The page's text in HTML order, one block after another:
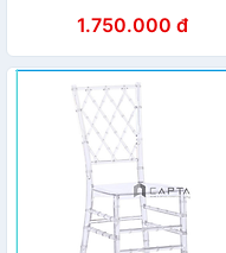
1.750.000 đ